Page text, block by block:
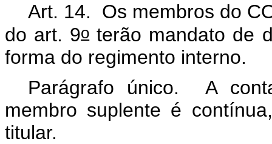
Art. 14. Os membros do
do art. 9oterão mandato de
forma do regimento interno.
Parágrafo único. A
membro suplente é
titular.